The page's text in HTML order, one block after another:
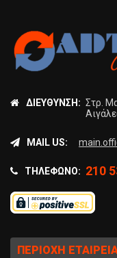
ΔΙΕΎΘΥΝΣΗ: Στρ.
MAIL US:
ΤΗΛΈΦΩΝΟ: 210
ΠΕΡΙΟΧΉ